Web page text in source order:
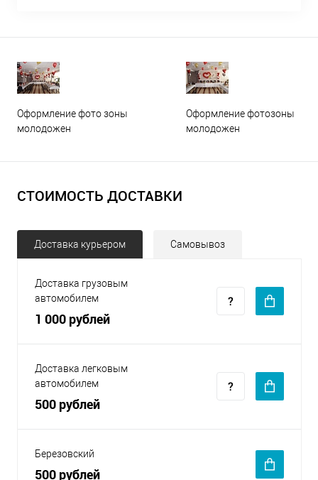
Оформление фото зоны
молодожен
Оформление фотозоны
молодожен
СТОИМОСТЬ ДОСТАВКИ
Доставка курьером Самовывоз
Доставка грузовым
автомобилем
1 000 рублей
Доставка легковым
автомобилем
500 рублей
Березовский
500 рублей